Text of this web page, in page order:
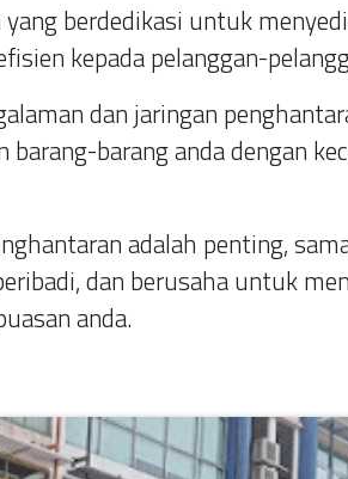
berdedikasi untuk
kepada pelanggan-
dan jaringan
barang anda dengan
adalah penting,
dan berusaha untuk
anda.